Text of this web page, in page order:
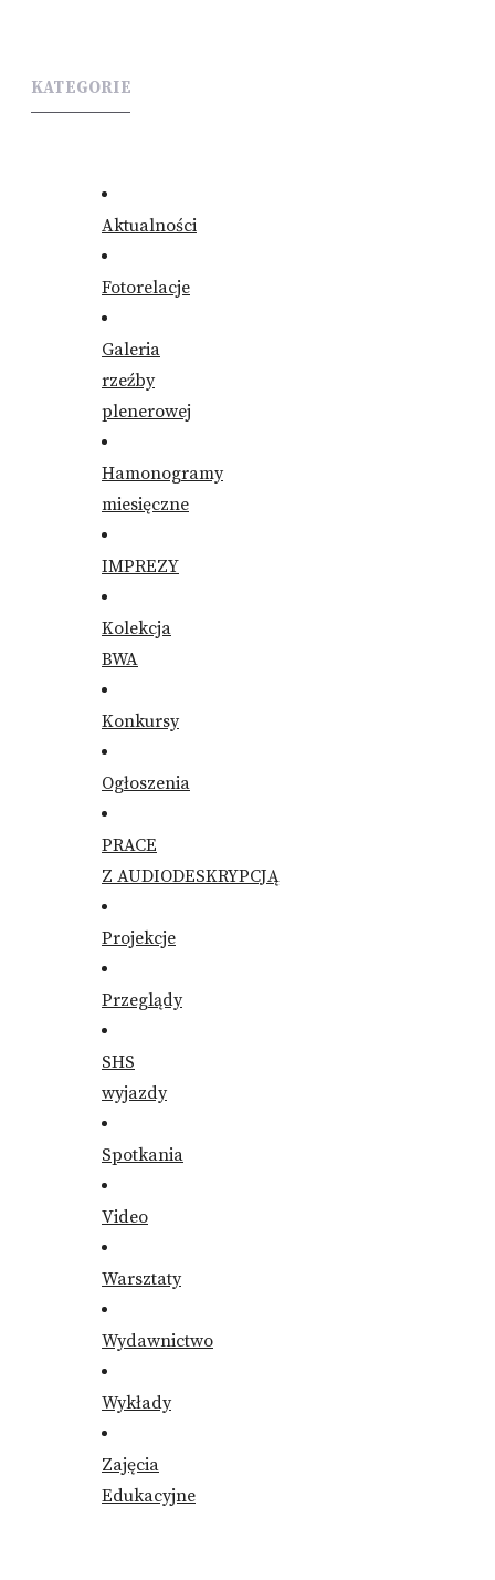
KATEGORIE
Aktualności
Fotorelacje
Galeria
rzeźby
plenerowej
Hamonogramy
miesięczne
IMPREZY
Kolekcja
BWA
Konkursy
Ogłoszenia
PRACE
Z AUDIODESKRYPCJĄ
Projekcje
Przeglądy
SHS
wyjazdy
Spotkania
Video
Warsztaty
Wydawnictwo
Wykłady
Zajęcia
Edukacyjne